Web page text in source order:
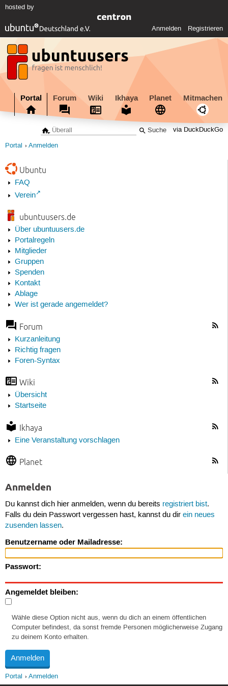
hosted by
Anmelden Registrieren
Portal Forum Wiki Ikhaya Planet Mitmachen
via DuckDuckGo
Portal Anmelden
Ubuntu
FAQ
Verein
ubuntuusers.de
Über ubuntuusers.de
Portalregeln
Mitglieder
Gruppen
Spenden
Kontakt
Ablage
Wer ist gerade angemeldet?
Forum
Kurzanleitung
Richtig fragen
Foren-Syntax
Wiki
Übersicht
Startseite
Ikhaya
Eine Veranstaltung vorschlagen
Planet
Anmelden
Du kannst dich hier anmelden, wenn du bereits registriert bist.
Falls du dein Passwort vergessen hast, kannst du dir ein neues
zusenden lassen.
Benutzername oder Mailadresse:
Passwort:
Angemeldet bleiben:
Wähle diese Option nicht aus, wenn du dich an einem öffentlichen
Computer befindest, da sonst fremde Personen möglicherweise Zugang
zu deinem Konto erhalten.
Portal Anmelden